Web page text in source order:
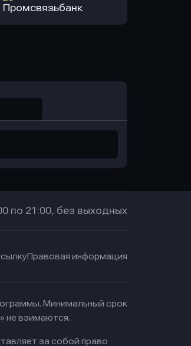
в Локо-Банк
по 21:00, без выходных
Правовая информация
Минимальный срок
не взимаются.
за собой право